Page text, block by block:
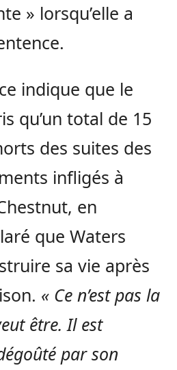
» lorsqu’elle a
indique que le
qu’un total de 15
des suites des
infligés à
en
que Waters
sa vie après
« Ce n’est pas la
être. Il est
par son